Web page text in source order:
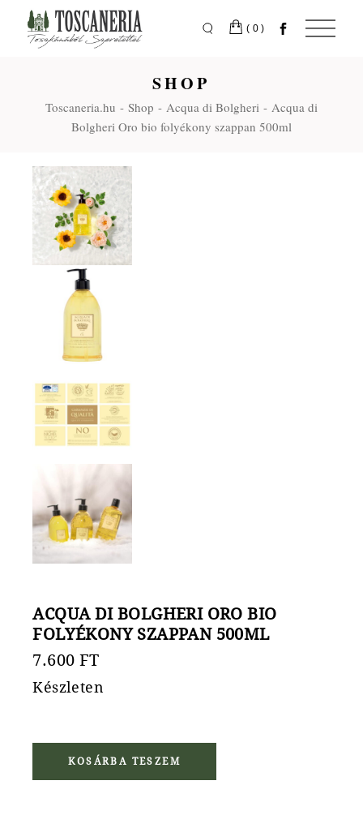
content
(0)
SHOP
Toscaneria.hu Shop Acqua di Bolgheri
Acqua di
Bolgheri Oro bio folyékony szappan 500ml
ACQUA DI BOLGHERI ORO BIO
FOLYÉKONY SZAPPAN 500ML
7.600 FT
Készleten
KOSÁRBA TESZEM